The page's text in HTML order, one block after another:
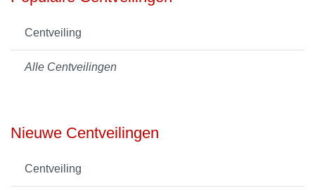
Centveiling
Alle Centveilingen
Nieuwe Centveilingen
Centveiling